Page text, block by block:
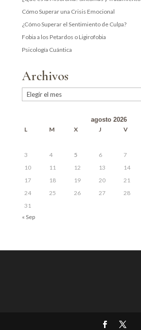
Cómo Superar una Crisis Emocional
¿Cómo Superar el Sentimiento de Culpa?
Fobia a los Petardos o Ligirofobia
Psicología Cuántica
Archivos
Archivos
agosto 2026
L
M X J V
3
4 5 6 7
10
11 12 13 14
17
18 19 20 21
24
25 26 27 28
31
« Sep